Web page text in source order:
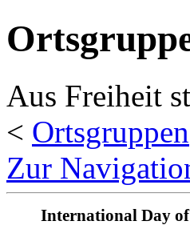
Aus Freiheit
< Ortsgruppen
Zur
International Day